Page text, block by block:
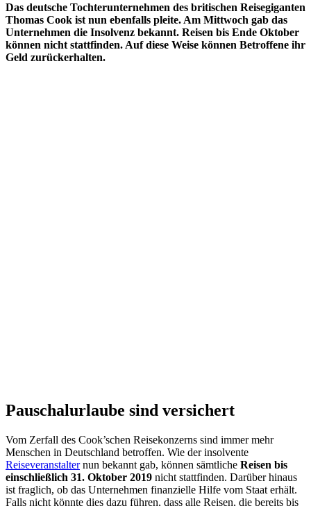
Das deutsche Tochterunternehmen des britischen Reisegiganten
Thomas Cook ist nun ebenfalls pleite. Am Mittwoch gab das
Unternehmen die Insolvenz bekannt. Reisen bis Ende Oktober
können nicht stattfinden. Auf diese Weise können Betroffene ihr
Geld zurückerhalten.
Pauschalurlaube sind versichert
Vom Zerfall des Cook’schen Reisekonzerns sind immer mehr
Menschen in Deutschland betroffen. Wie der insolvente
Reiseveranstalternun bekannt gab, können sämtliche Reisen bis
einschließlich 31. Oktober 2019 nicht stattfinden. Darüber hinaus
ist fraglich, ob das Unternehmen finanzielle Hilfe vom Staat erhält.
Falls nicht könnte dies dazu führen, dass alle Reisen, die bereits bis